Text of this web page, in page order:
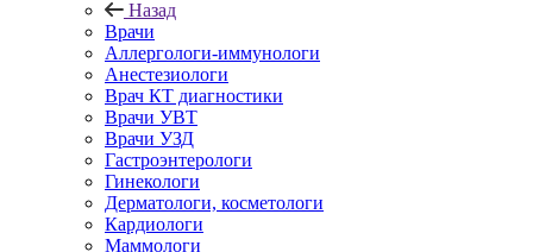
Назад
Врачи
Аллергологи-иммунологи
Анестезиологи
Врач КТ диагностики
Врачи УВТ
Врачи УЗД
Гастроэнтерологи
Гинекологи
Дерматологи, косметологи
Кардиологи
Маммологи